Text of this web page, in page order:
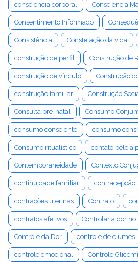
consciência corporal Consciência
Consentimento Informado
Consistência Constelação da vida
construção de perfil Construção de
construção de vínculo Construção
construção familiar Construção
Consulta pré-natal Consumo
consumo consciente consumo
Consumo ritualístico contato pele a
Contemporaneidade Contexto
continuidade familiar contracepção
contrações uterinas Contrato
contratos afetivos Controlar a dor no
Controle da Dor controle de ciúmes
controle emocional Controle